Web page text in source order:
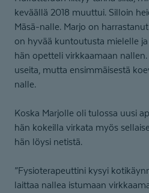
keväällä 2018 muuttui. Silloin
Mäsä-nalle. Marjo on
on hyvää kuntoutusta mielelle
hän opetteli virkkaamaan
useita, mutta ensimmäisestä
nalle.
Koska Marjolle oli tulossa uusi
hän kokeilla virkata myös
hän löysi netistä.
”Fysioterapeuttini kysyi
laittaa nallea istumaan